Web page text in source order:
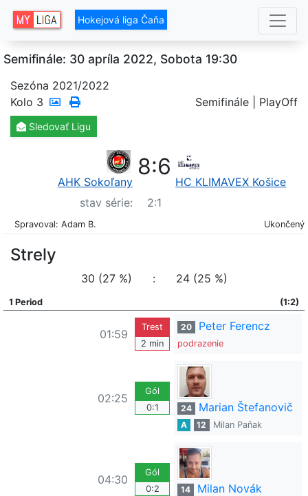
Hokejová liga Čaňa
Semifinále: 30 apríla 2022, Sobota 19:30
Sezóna 2021/2022
Kolo 3 Semifinále | PlayOff
Sledovať Ligu
AHK Sokoľany
8:6
HC KLIMAVEX Košice
stav série:
2:1
Spravoval: Adam B. Ukončený
Strely
30 (27 %) : 24 (25 %)
1 Period (1:2)
01:59
Trest
2 min
20 Peter Ferencz
podrazenie
02:25
Gól
0:1
24 Marian Štefanovič
A 12 Milan Paňak
04:30
Gól
0:2
14 Milan Novák